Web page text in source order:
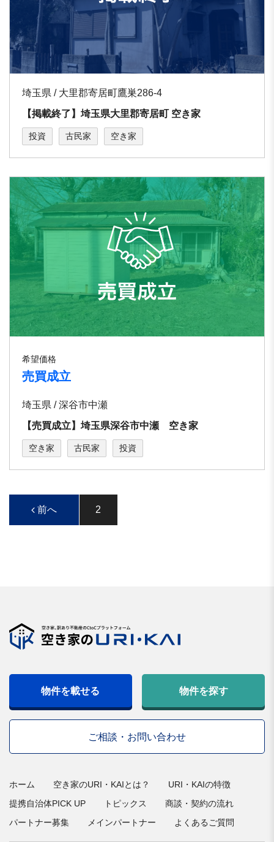
埼玉県 / 大里郡寄居町鷹巣286-4
【掲載終了】埼玉県大里郡寄居町 空き家
投資 古民家 空き家
希望価格
売買成立
埼玉県 / 深谷市中瀬
【売買成立】埼玉県深谷市中瀬 空き家
空き家 古民家 投資
前へ 2
物件を載せる 物件を探す
ご相談・お問い合わせ
ホーム 空き家のURI・KAIとは？
URI・KAIの特徴
提携自治体PICK UP
トピックス
商談・契約の流れ
パートナー募集
メインパートナー よくあるご質問